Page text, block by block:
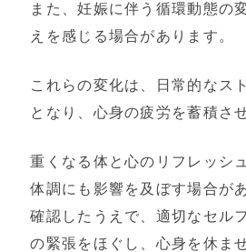
また、妊娠に伴う循環動態の
えを感じる場合があります。
これらの変化は、日常的なス
となり、心身の疲労を蓄積さ
重くなる体と心のリフレッシ
体調にも影響を及ぼす場合が
確認したうえで、適切なセル
の緊張をほぐし、心身を休ま